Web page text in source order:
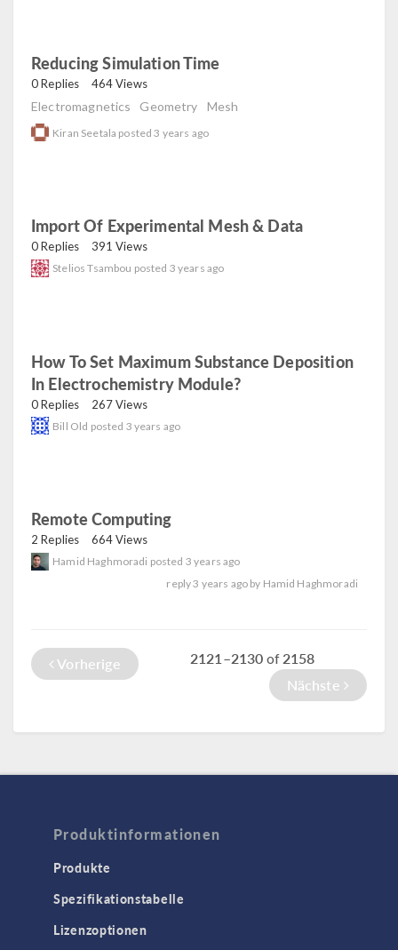
Reducing Simulation Time
0 Replies 464 Views
Electromagnetics Geometry Mesh
Kiran Seetala posted3 years ago
Import Of Experimental Mesh & Data
0 Replies 391 Views
Stelios Tsambou posted 3 years ago
How To Set Maximum Substance Deposition
In Electrochemistry Module?
0 Replies 267 Views
Bill Old posted 3 years ago
Remote Computing
2 Replies 664 Views
Hamid Haghmoradi posted 3 years ago
reply3 years ago by Hamid Haghmoradi
Vorherige 2121–2130 of2158
Nächste
Produktinformationen
Produkte
Spezifikationstabelle
Lizenzoptionen